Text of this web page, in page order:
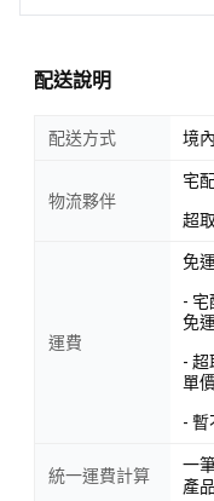
配送說明
配送方式 境
物流夥伴
宅
超
運費
免運
-
免
-
單
-
統一運費計算
一
產